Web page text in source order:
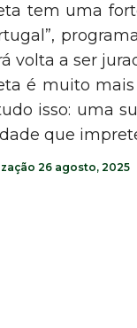
tem uma
volta a ser
é muito
isso: uma
que
26 agosto, 2025